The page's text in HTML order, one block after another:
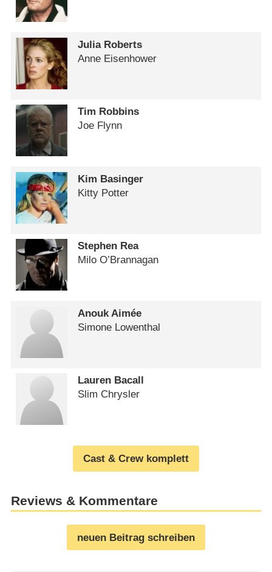
Julia Roberts
Anne Eisenhower
Tim Robbins
Joe Flynn
Kim Basinger
Kitty Potter
Stephen Rea
Milo O’Brannagan
Anouk Aimée
Simone Lowenthal
Lauren Bacall
Slim Chrysler
Cast & Crew komplett
Reviews & Kommentare
neuen Beitrag schreiben